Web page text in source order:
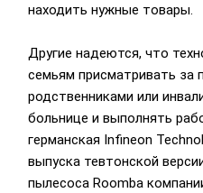
находить нужные товары.
Другие надеются, что
семьям присматривать за
родственниками или
больнице и выполнять
германская Infineon
выпуска тевтонской
пылесоса Roomba